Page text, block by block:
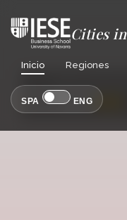
Cities
Inicio Regiones
SPA ENG
EVOLUCIÓN
Tokio